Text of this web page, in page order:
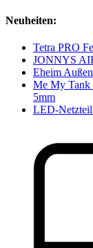
Neuheiten:
Tetra PRO
JONNYS
Eheim
Me My Tank
5mm
LED-